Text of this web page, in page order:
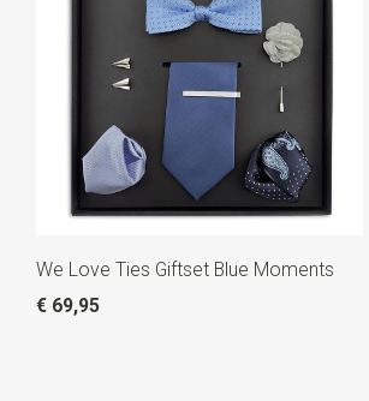
We Love Ties Giftset Blue Moments
€ 69,95